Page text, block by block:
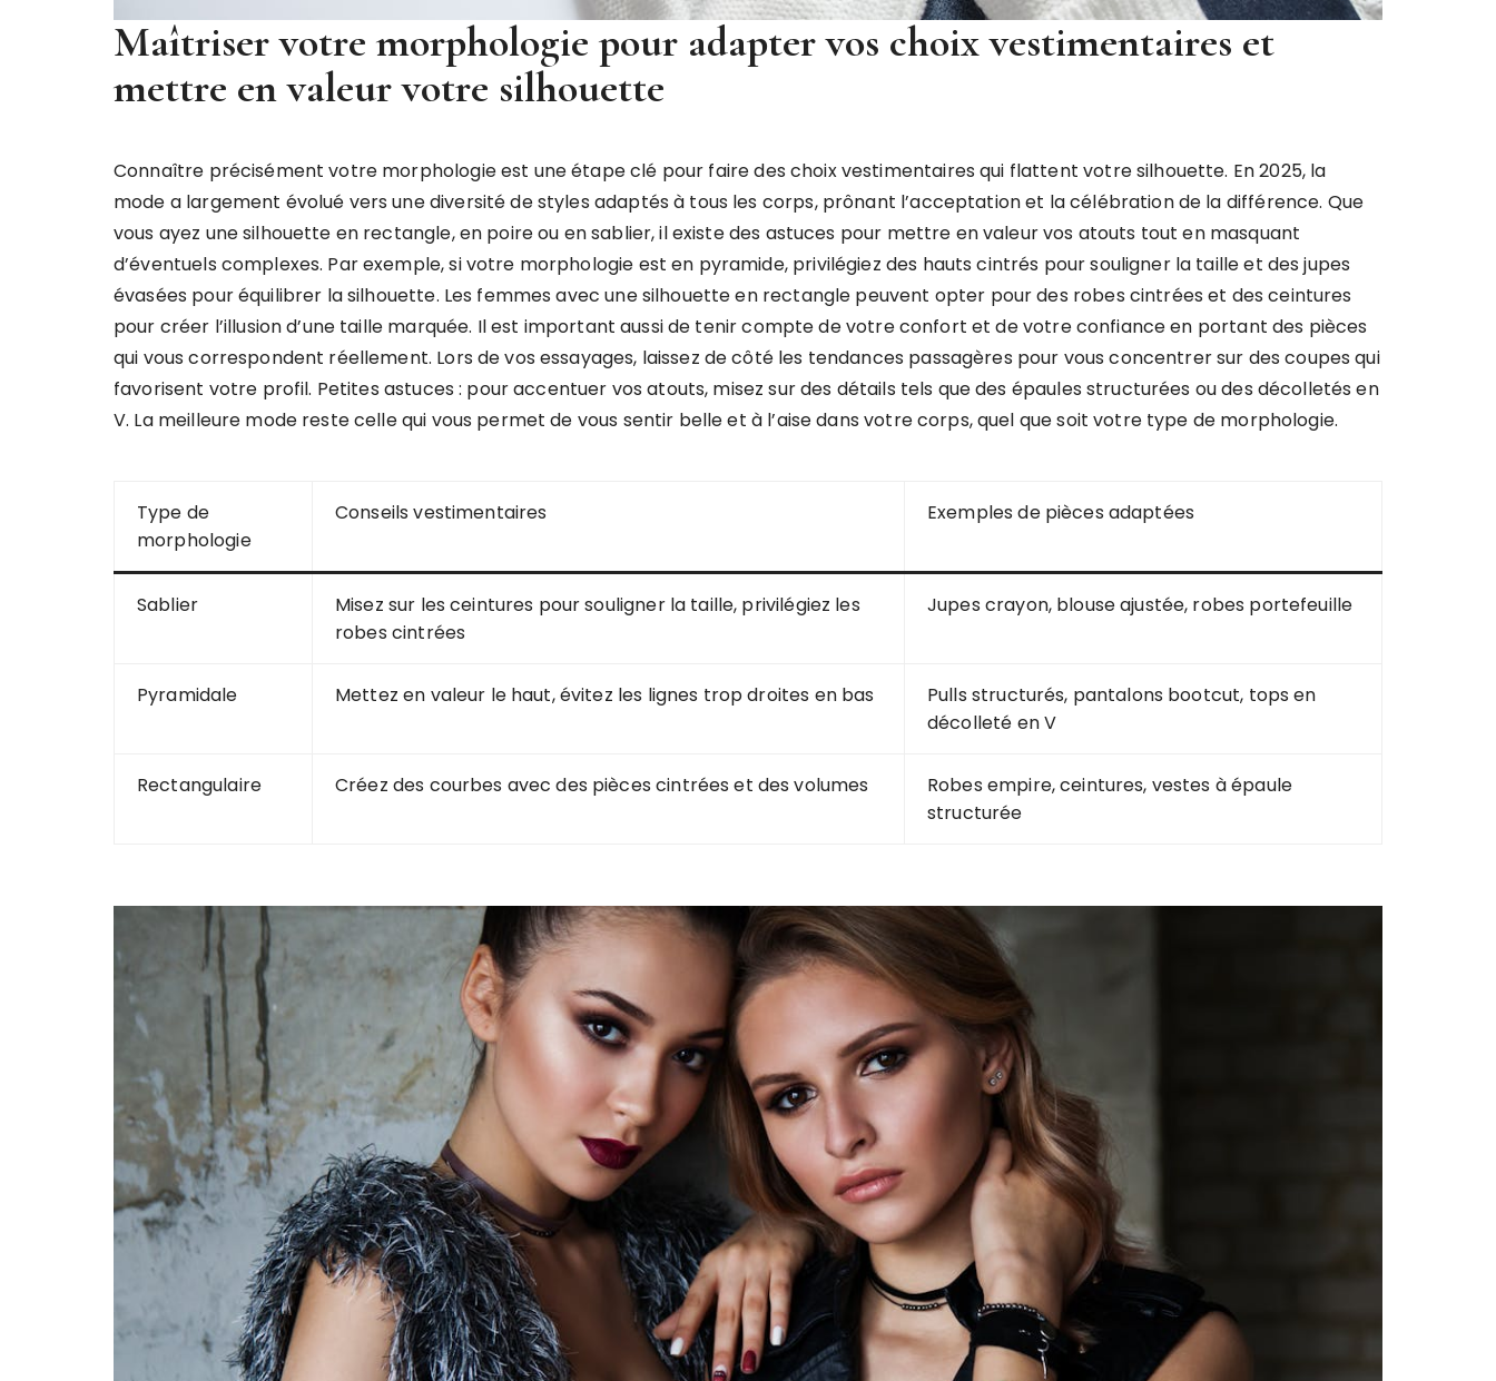
Maîtriser votre morphologie pour adapter vos choix vestimentaires et
mettre en valeur votre silhouette
Connaître précisément votre morphologie est une étape clé pour faire des choix vestimentaires qui flattent votre silhouette. En 2025, la
mode a largement évolué vers une diversité de styles adaptés à tous les corps, prônant l’acceptation et la célébration de la différence. Que
vous ayez une silhouette en rectangle, en poire ou en sablier, il existe des astuces pour mettre en valeur vos atouts tout en masquant
d’éventuels complexes. Par exemple, si votre morphologie est en pyramide, privilégiez des hauts cintrés pour souligner la taille et des jupes
évasées pour équilibrer la silhouette. Les femmes avec une silhouette en rectangle peuvent opter pour des robes cintrées et des ceintures
pour créer l’illusion d’une taille marquée. Il est important aussi de tenir compte de votre confort et de votre confiance en portant des pièces
qui vous correspondent réellement. Lors de vos essayages, laissez de côté les tendances passagères pour vous concentrer sur des coupes qui
favorisent votre profil. Petites astuces : pour accentuer vos atouts, misez sur des détails tels que des épaules structurées ou des décolletés en
V. La meilleure mode reste celle qui vous permet de vous sentir belle et à l’aise dans votre corps, quel que soit votre type de morphologie.
Type de
morphologie
Conseils vestimentaires Exemples de pièces adaptées
Sablier
Misez sur les ceintures pour souligner la taille, privilégiez les
robes cintrées
Jupes crayon, blouse ajustée, robes portefeuille
Pyramidale Mettez en valeur le haut, évitez les lignes trop droites en bas
Pulls structurés, pantalons bootcut, tops en
décolleté en V
Rectangulaire Créez des courbes avec des pièces cintrées et des volumes
Robes empire, ceintures, vestes à épaule
structurée